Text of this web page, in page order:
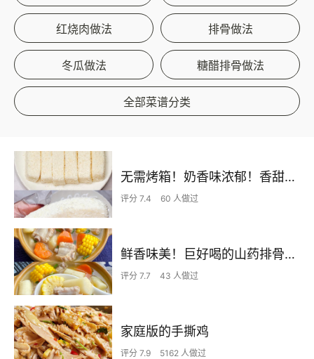
红烧肉做法 排骨做法
冬瓜做法 糖醋排骨做法
全部菜谱分类
无需烤箱！奶香味浓郁！香甜嫩滑的椰蓉奶糕
评分 7.4 60 人做过
鲜香味美！巨好喝的山药排骨汤！！
评分 7.7 43 人做过
家庭版的手撕鸡
评分 7.9 5162 人做过